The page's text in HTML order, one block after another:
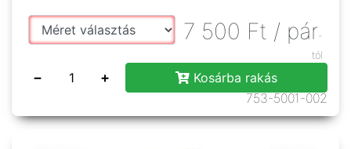
7 500 Ft / pár-
tól
− +
Kosárba rakás
753-5001-002